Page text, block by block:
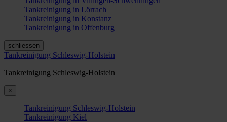
Tankreinigung in Lörrach
Tankreinigung in Konstanz
Tankreinigung in Offenburg
schliessen
Tankreinigung Schleswig-Holstein
Tankreinigung Schleswig-Holstein
×
Tankreinigung Schleswig-Holstein
Tankreinigung Kiel